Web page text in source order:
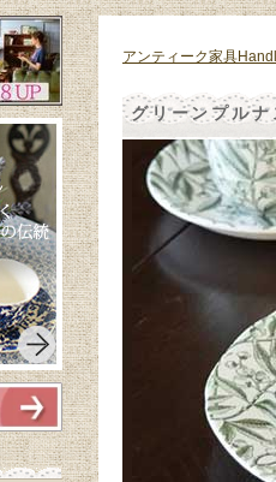
アンティーク家具
グリーンプルナ